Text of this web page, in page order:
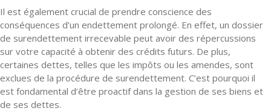
Il est également crucial de prendre conscience des
conséquences d’un endettement prolongé. En effet, un dossier
de surendettement irrecevable peut avoir des répercussions
sur votre capacité à obtenir des crédits futurs. De plus,
certaines dettes, telles que les impôts ou les amendes, sont
exclues de la procédure de surendettement. C’est pourquoi il
est fondamental d’être proactif dans la gestion de ses biens et
de ses dettes.